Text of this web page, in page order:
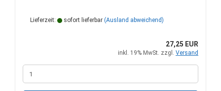
Lieferzeit: sofort lieferbar (Ausland abweichend)
27,25 EUR
inkl. 19% MwSt. zzgl. Versand